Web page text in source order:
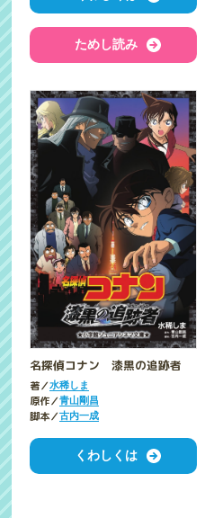
ためし読み
名探偵コナン 漆黒の追跡者
著／水稀しま
原作／青山剛昌
脚本／古内一成
くわしくは